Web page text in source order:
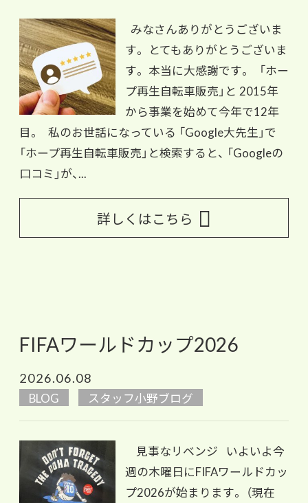
みなさんありがとうございま
す。 とてもありがとうございま
す。 本当に大感謝です。 「ホー
プ再生自転車販売」と 2015年
から事業を始めて今年で12年
目。 私のお世話になっている 「Google大先生」で
「ホープ再生自転車販売」と検索すると、 「Googleの
口コミ」が、...
詳しくはこちら
FIFAワールドカップ2026
2026.06.08
BLOG スタッフ小野ブログ
見事なリベンジ いよいよ今
週の木曜日にFIFAワールドカッ
プ2026が始まります。 （現在